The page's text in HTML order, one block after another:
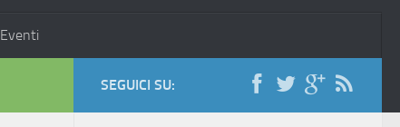
Eventi
SEGUICI SU: